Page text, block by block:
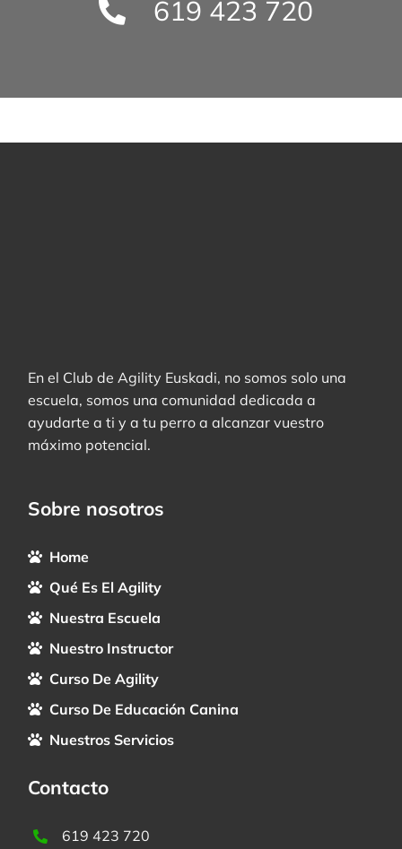
619 423 720
En el Club de Agility Euskadi, no somos solo una
escuela, somos una comunidad dedicada a
ayudarte a ti y a tu perro a alcanzar vuestro
máximo potencial.
Sobre nosotros
Home
Qué Es El Agility
Nuestra Escuela
Nuestro Instructor
Curso De Agility
Curso De Educación Canina
Nuestros Servicios
Contacto
619 423 720